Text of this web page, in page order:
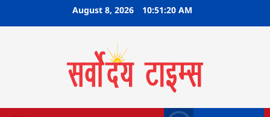
August 8, 2026 10:51:21 AM